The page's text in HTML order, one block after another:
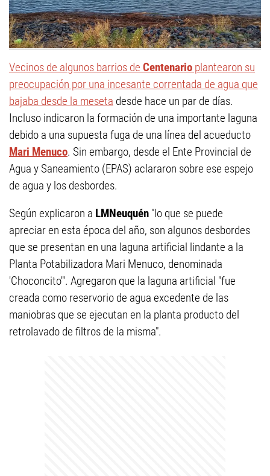
Vecinos de algunos barrios de Centenario plantearon su
preocupación por una incesante correntada de agua que
bajaba desde la meseta desde hace un par de días.
Incluso indicaron la formación de una importante laguna
debido a una supuesta fuga de una línea del acueducto
Mari Menuco. Sin embargo, desde el Ente Provincial de
Agua y Saneamiento (EPAS) aclararon sobre ese espejo
de agua y los desbordes.
Según explicaron a LMNeuquén "lo que se puede
apreciar en esta época del año, son algunos desbordes
que se presentan en una laguna artificial lindante a la
Planta Potabilizadora Mari Menuco, denominada
'Choconcito'". Agregaron que la laguna artificial "fue
creada como reservorio de agua excedente de las
maniobras que se ejecutan en la planta producto del
retrolavado de filtros de la misma".